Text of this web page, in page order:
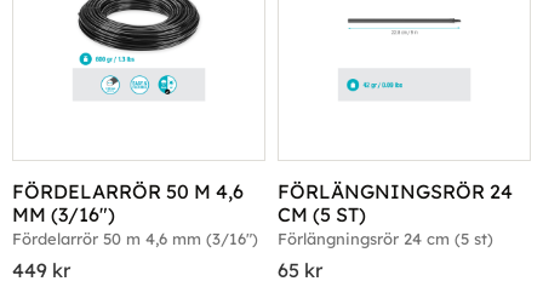
FÖRDELARRÖR 50 M 4,6
MM (3/16")
Fördelarrör 50 m 4,6 mm (3/16")
449 kr
FÖRLÄNGNINGSRÖR 24
CM (5 ST)
Förlängningsrör 24 cm (5 st)
65 kr